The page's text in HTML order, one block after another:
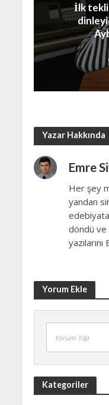
İlk
Yazar Hakkında
Emre
Her şey
yandan
döndü ve
Yorum Ekle
Yorum Yap
Kategoriler